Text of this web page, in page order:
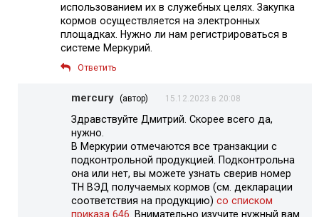
использованием их в служебных целях. Закупка
кормов осуществляется на электронных
площадках. Нужно ли нам регистрироваться в
системе Меркурий.
Ответить
mercury (автор) 15.12.2023 в 20:08
Здравствуйте Дмитрий. Скорее всего да,
нужно.
В Меркурии отмечаются все транзакции с
подконтрольной продукцией. Подконтрольна
она или нет, вы можете узнать сверив номер
ТН ВЭД получаемых кормов (см. декларации
соответствия на продукцию) со списком
приказа 646 . Внимательно изучите нужный вам